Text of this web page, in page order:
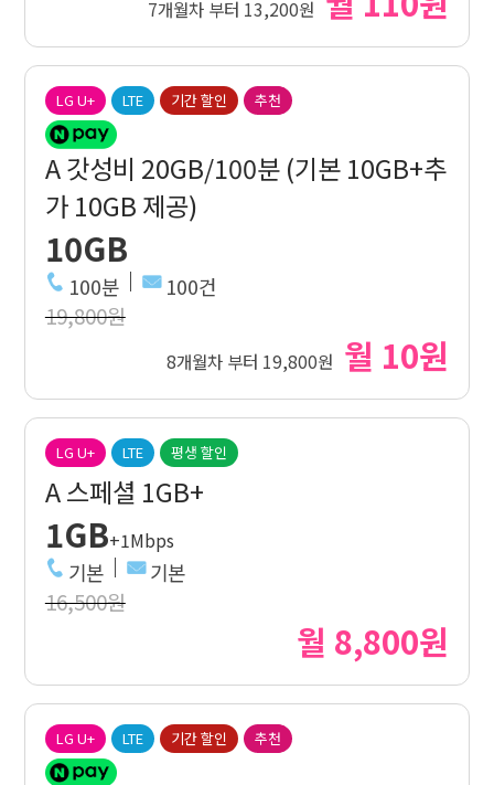
7개월차 부터 13,200원
LG U+ LTE 기간 할인 추천
A 갓성비 20GB/100분 (기본 10GB+추
가 10GB 제공)
10GB
100분 100건
19,800원
8개월차 부터 19,800원 월 10원
LG U+ LTE 평생 할인
A 스페셜 1GB+
1GB+1Mbps
기본 기본
16,500원
월 8,800원
LG U+ LTE 기간 할인 추천